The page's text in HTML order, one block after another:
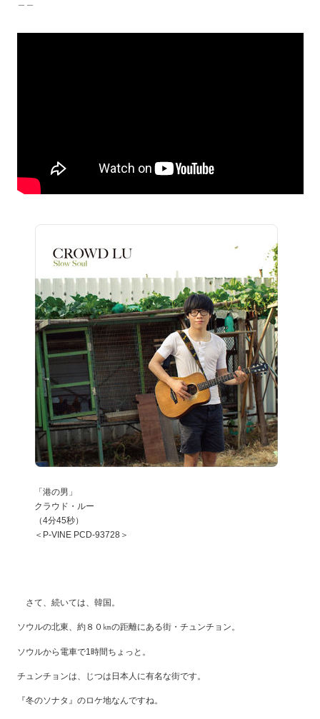
「港の男」
クラウド・ルー
（4分45秒）
＜P-VINE PCD-93728＞
さて、続いては、韓国。
ソウルの北東、約８０㎞の距離にある街・チュンチョン。
ソウルから電車で1時間ちょっと。
チュンチョンは、じつは日本人に有名な街です。
『冬のソナタ』のロケ地なんですね。